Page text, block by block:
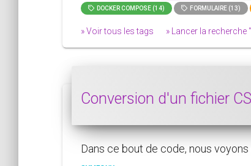
DOCKER COMPOSE (14) FORMULAIRE (13)
» Voir tous les tags » Lancer la recherche "
Conversion d'un fichier
Dans ce bout de code, nous